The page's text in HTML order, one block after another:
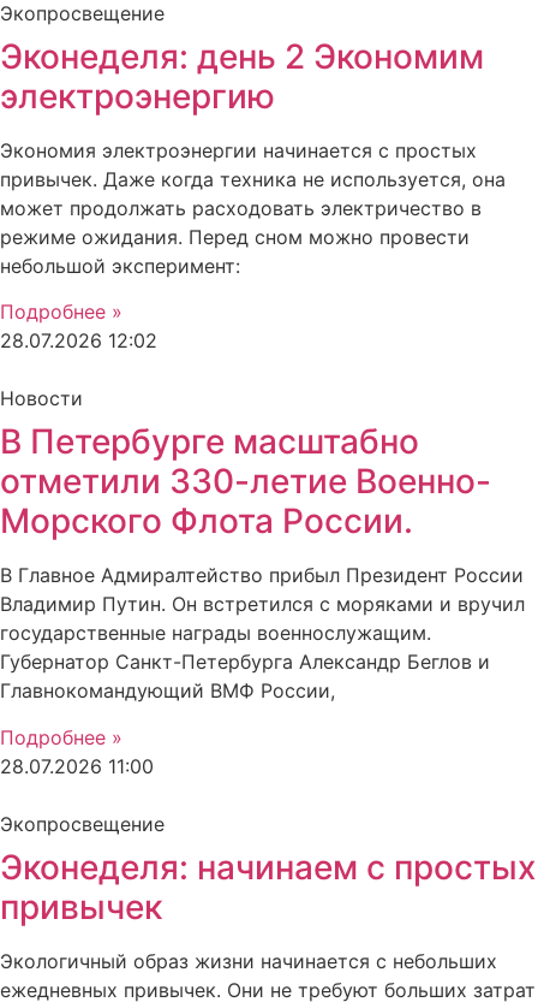
Экопросвещение
Эконеделя: день 2 Экономим
электроэнергию
Экономия электроэнергии начинается с простых
привычек. Даже когда техника не используется, она
может продолжать расходовать электричество в
режиме ожидания. Перед сном можно провести
небольшой эксперимент:
Подробнее »
28.07.2026 12:02
Новости
В Петербурге масштабно
отметили 330-летие Военно-
Морского Флота России.
В Главное Адмиралтейство прибыл Президент России
Владимир Путин. Он встретился с моряками и вручил
государственные награды военнослужащим.
Губернатор Санкт-Петербурга Александр Беглов и
Главнокомандующий ВМФ России,
Подробнее »
28.07.2026 11:00
Экопросвещение
Эконеделя: начинаем с простых
привычек
Экологичный образ жизни начинается с небольших
ежедневных привычек. Они не требуют больших затрат